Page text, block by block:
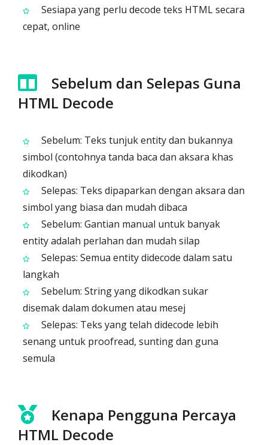
Sesiapa yang perlu decode teks HTML secara
cepat, online
Sebelum dan Selepas Guna
HTML Decode
Sebelum: Teks tunjuk entity dan bukannya
simbol (contohnya tanda baca dan aksara khas
dikodkan)
Selepas: Teks dipaparkan dengan aksara dan
simbol yang biasa dan mudah dibaca
Sebelum: Gantian manual untuk banyak
entity adalah perlahan dan mudah silap
Selepas: Semua entity didecode dalam satu
langkah
Sebelum: String yang dikodkan sukar
disemak dalam dokumen atau mesej
Selepas: Teks yang telah didecode lebih
senang untuk proofread, sunting dan guna
semula
Kenapa Pengguna Percaya
HTML Decode